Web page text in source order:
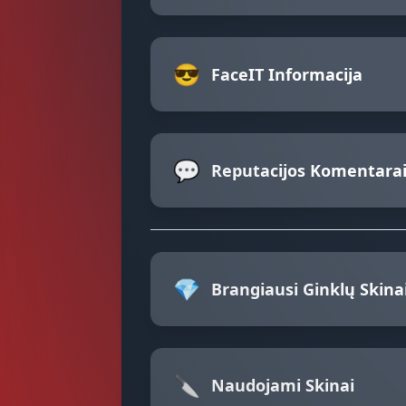
😎 FaceIT Informacija
💬 Reputacijos
💎 Brangiausi Ginklų
🔪 Naudojami Skinai